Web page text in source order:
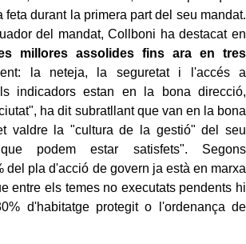
feta durant la primera part del seu mandat.
del mandat, Collboni ha destacat en
millores assolides fins ara en tres
la neteja, la seguretat i l'accés a
indicadors estan en la bona direcció,
ha dit subratllant que van en la bona
valdre la "cultura de la gestió" del seu
podem estar satisfets". Segons
del pla d'acció de govern ja està en marxa
entre els temes no executats pendents hi
d'habitatge protegit o l'ordenança de